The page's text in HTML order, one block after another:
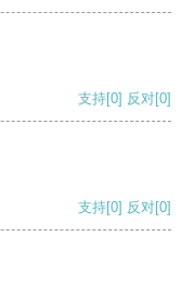
支持[0] 反对[0]
支持[0] 反对[0]